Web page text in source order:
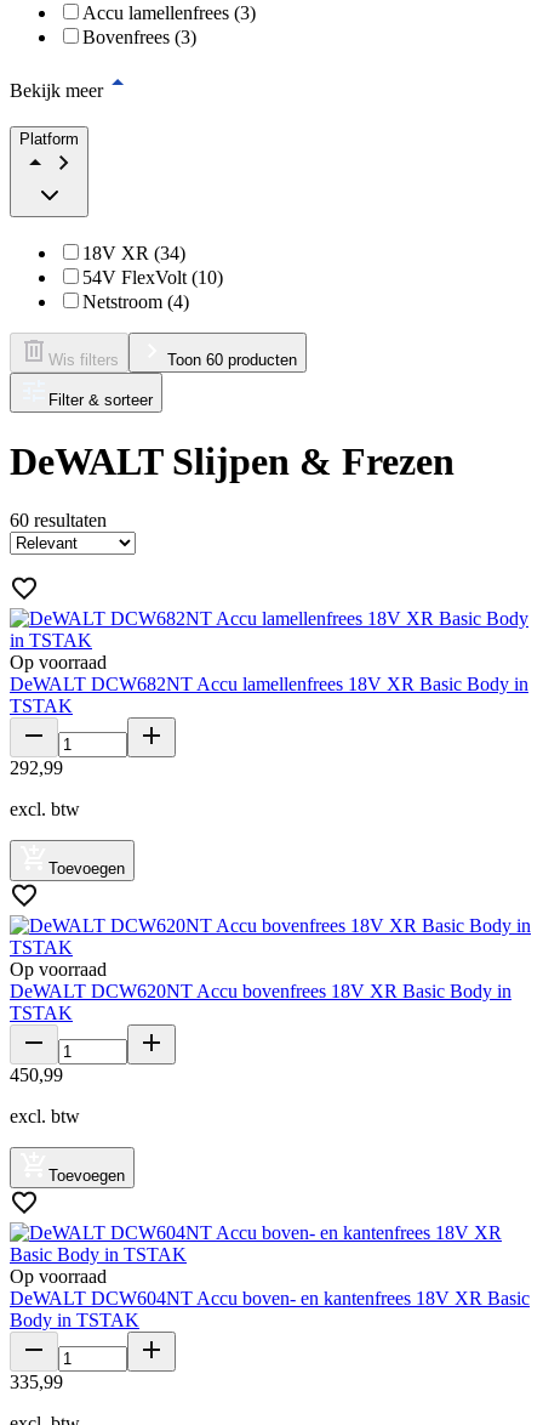
Accu lamellenfrees (3)
Bovenfrees (3)
Bekijk meer
Platform
18V XR (34)
54V FlexVolt (10)
Netstroom (4)
Wis filters Toon 60 producten
Filter & sorteer
DeWALT Slijpen & Frezen
60 resultaten
Op voorraad
DeWALT DCW682NT Accu lamellenfrees 18V XR Basic Body in
TSTAK
292,99
excl. btw
Toevoegen
Op voorraad
DeWALT DCW620NT Accu bovenfrees 18V XR Basic Body in
TSTAK
450,99
excl. btw
Toevoegen
Op voorraad
DeWALT DCW604NT Accu boven- en kantenfrees 18V XR Basic
Body in TSTAK
335,99